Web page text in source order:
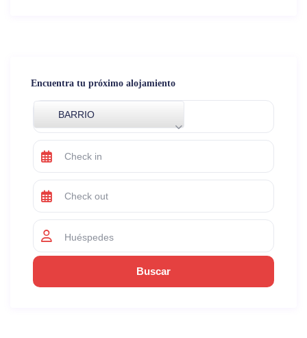
Encuentra tu próximo alojamiento
BARRIO
Huéspedes